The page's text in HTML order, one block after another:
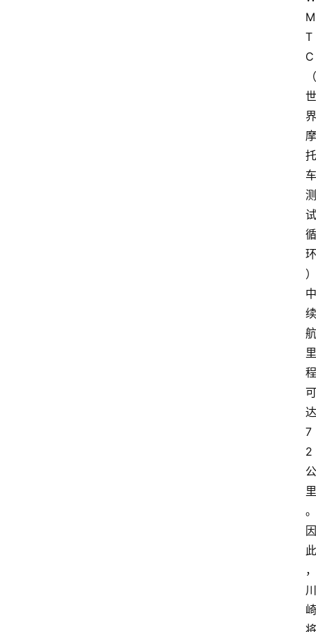
M
T
C
（
世
界
摩
托
车
测
试
循
环
）
中
续
航
里
程
可
达
7
2
公
里
。
因
此
，
川
崎
将